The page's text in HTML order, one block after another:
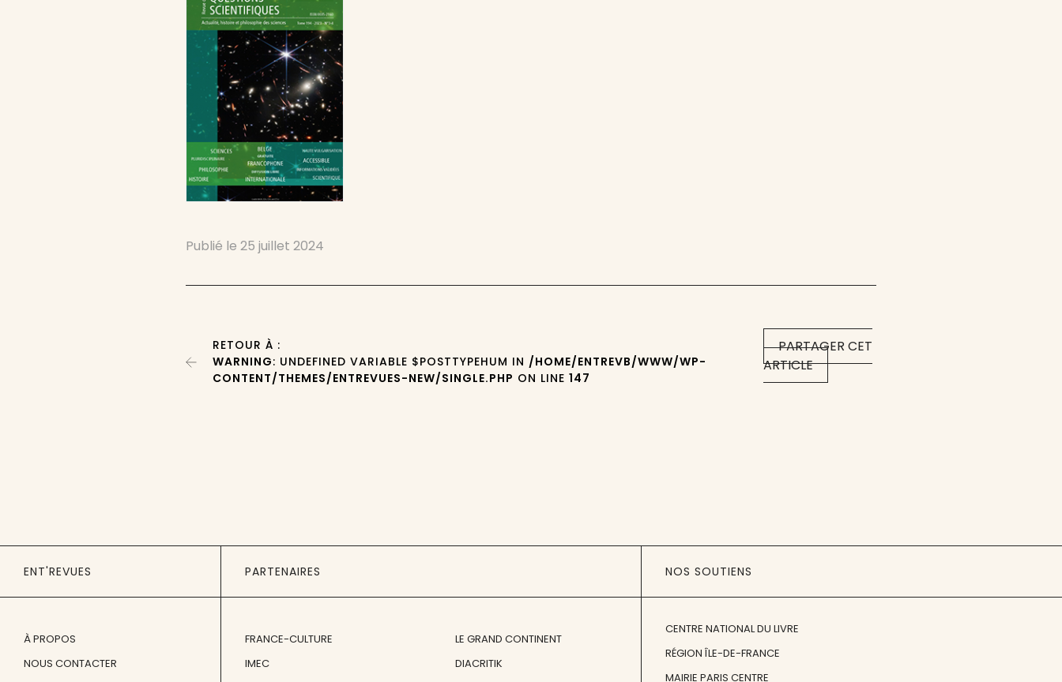
Publié le25 juillet 2024
PARTAGER CET
ARTICLE
RETOUR À :
WARNING: UNDEFINED VARIABLE $POSTTYPEHUM IN /HOME/ENTREVB/WWW/WP-
CONTENT/THEMES/ENTREVUES-NEW/SINGLE.PHP ON LINE147
ENT'REVUES
À PROPOS
NOUS CONTACTER
PARTENAIRES
FRANCE-CULTURE
IMEC
LE GRAND CONTINENT
DIACRITIK
NOS SOUTIENS
CENTRE NATIONAL DU LIVRE
RÉGION ÎLE-DE-FRANCE
MAIRIE PARIS CENTRE